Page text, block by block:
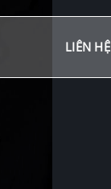
LIÊN HỆ